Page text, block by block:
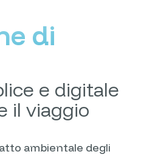
di
e digitale
il viaggio
ambientale degli